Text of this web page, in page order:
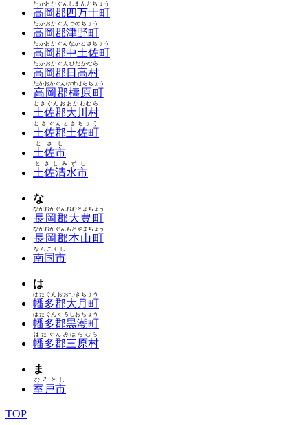
高岡郡四万十町
たかおかぐんしまんとちょう
高岡郡津野町
たかおかぐんつのちょう
高岡郡中土佐町
たかおかぐんなかとさちょう
高岡郡日高村
たかおかぐんひだかむら
高岡郡檮原町
たかおかぐんゆすはらちょう
土佐郡大川村
とさぐんおおかわむら
土佐郡土佐町
とさぐんとさちょう
土佐市
とさし
土佐清水市
とさしみずし
な
長岡郡大豊町
ながおかぐんおおとよちょう
長岡郡本山町
ながおかぐんもとやまちょう
南国市
なんこくし
は
幡多郡大月町
はたぐんおおつきちょう
幡多郡黒潮町
はたぐんくろしおちょう
幡多郡三原村
はたぐんみはらむら
ま
室戸市
むろとし
TOP